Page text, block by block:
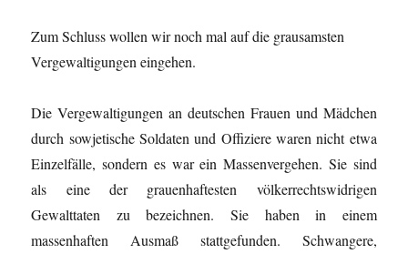
Zum Schluss wollen wir noch mal auf die grausamsten
Vergewaltigungen eingehen.
Die Vergewaltigungen an deutschen Frauen und Mädchen
durch sowjetische Soldaten und Offiziere waren nicht etwa
Einzelfälle, sondern es war ein Massenvergehen. Sie sind
als eine der grauenhaftesten völkerrechtswidrigen
Gewalttaten zu bezeichnen. Sie haben in einem
massenhaften Ausmaß stattgefunden. Schwangere,